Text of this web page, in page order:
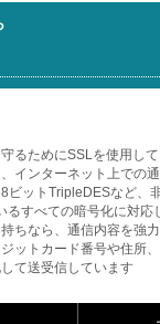
るためにSSLを使用し
インターネット上での
ビットTripleDESなど、
るすべての暗号化に対応
ちなら、通信内容を強
ットカード番号や住所
て送受信しています